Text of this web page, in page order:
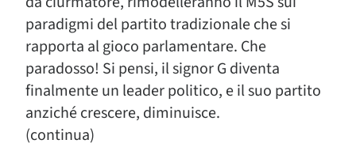
paradigmi del partito tradizionale che si
rapporta al gioco parlamentare. Che
paradosso! Si pensi, il signor G diventa
finalmente un leader politico, e il suo partito
anziché crescere, diminuisce.
(continua)